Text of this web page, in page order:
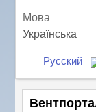
Мова
Українська
Русский